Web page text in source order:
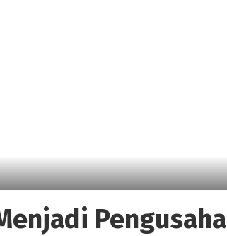
Pengusaha